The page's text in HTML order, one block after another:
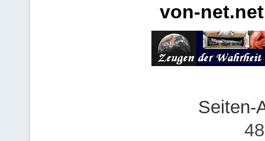
von-net.net
Seiten-